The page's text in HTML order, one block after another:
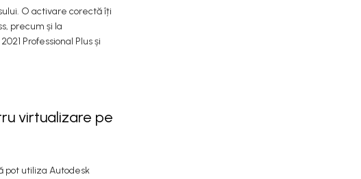
O activare corectă îți
precum și la
Professional Plus și
virtualizare pe
pot utiliza Autodesk